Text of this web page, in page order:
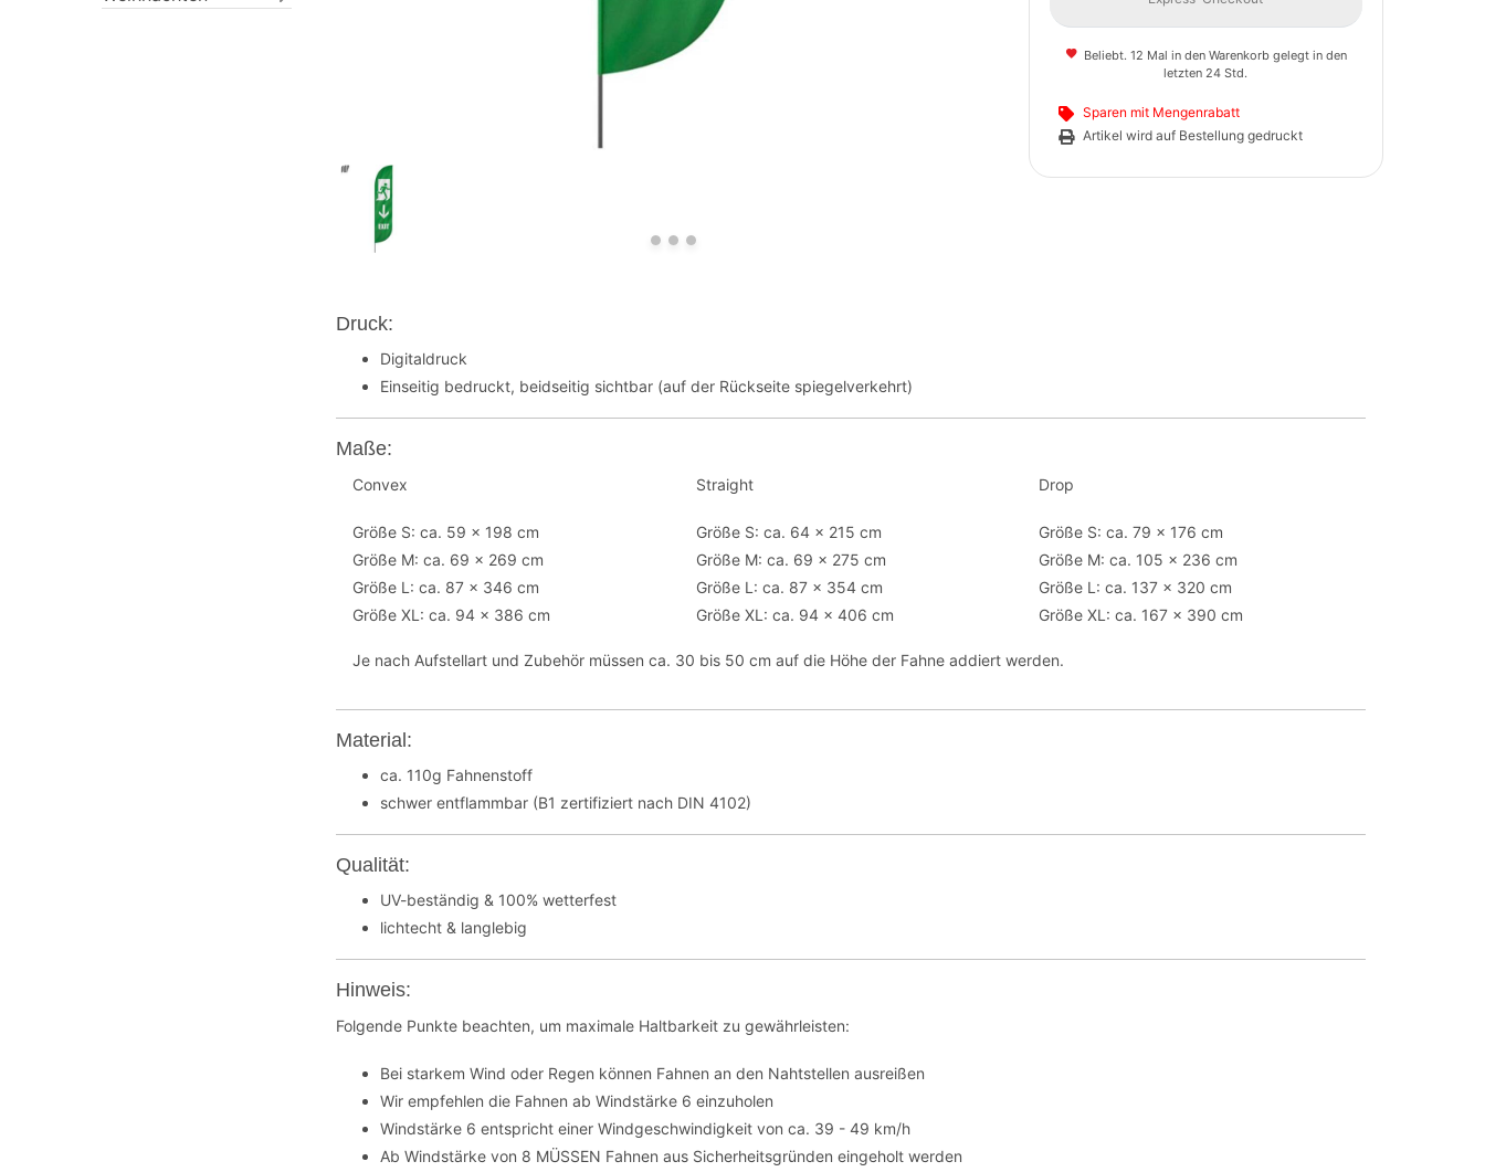
Beliebt. 12 Mal in den Warenkorb gelegt in den
letzten 24 Std.
Sparen mit Mengenrabatt
Artikel wird auf Bestellung gedruckt
Druck:
Digitaldruck
Einseitig bedruckt, beidseitig sichtbar (auf der Rückseite spiegelverkehrt)
Maße:
Convex
Größe S: ca. 59 x 198 cm
Größe M: ca. 69 x 269 cm
Größe L: ca. 87 x 346 cm
Größe XL: ca. 94 x 386 cm
Straight
Größe S: ca. 64 x 215 cm
Größe M: ca. 69 x 275 cm
Größe L: ca. 87 x 354 cm
Größe XL: ca. 94 x 406 cm
Drop
Größe S: ca. 79 x 176 cm
Größe M: ca. 105 x 236 cm
Größe L: ca. 137 x 320 cm
Größe XL: ca. 167 x 390 cm
Je nach Aufstellart und Zubehör müssen ca. 30 bis 50 cm auf die Höhe der Fahne addiert werden.
Material:
ca. 110g Fahnenstoff
schwer entflammbar (B1 zertifiziert nach DIN 4102)
Qualität:
UV-beständig & 100% wetterfest
lichtecht & langlebig
Hinweis:
Folgende Punkte beachten, um maximale Haltbarkeit zu gewährleisten:
Bei starkem Wind oder Regen können Fahnen an den Nahtstellen ausreißen
Wir empfehlen die Fahnen ab Windstärke 6 einzuholen
Windstärke 6 entspricht einer Windgeschwindigkeit von ca. 39 - 49 km/h
Ab Windstärke von 8 MÜSSEN Fahnen aus Sicherheitsgründen eingeholt werden